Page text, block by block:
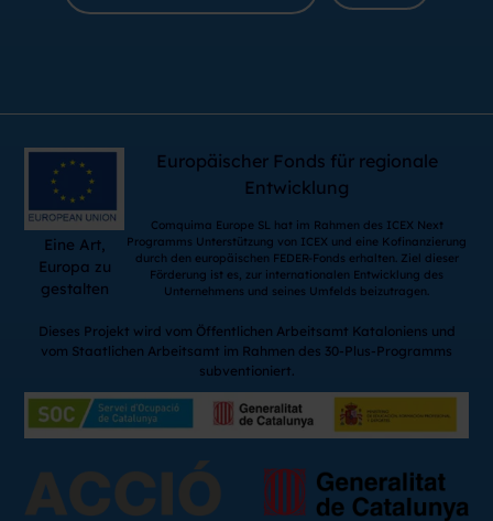
Eine Art,
Europa zu
gestalten
Europäischer Fonds für regionale
Entwicklung
Comquima Europe SL hat im Rahmen des ICEX Next
Programms Unterstützung von ICEX und eine Kofinanzierung
durch den europäischen FEDER-Fonds erhalten. Ziel dieser
Förderung ist es, zur internationalen Entwicklung des
Unternehmens und seines Umfelds beizutragen.
Dieses Projekt wird vom Öffentlichen Arbeitsamt Kataloniens und
vom Staatlichen Arbeitsamt im Rahmen des 30-Plus-Programms
subventioniert.